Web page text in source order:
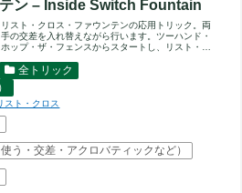
テン – Inside Switch Fountain
リスト・クロス・ファウンテンの応用トリック。両
手の交差を入れ替えながら行います。ツーハンド・
ホップ・ザ・フェンスからスタートし、リスト・ク
全トリック
スト・クロス
う・交差・アクロバティックなど）